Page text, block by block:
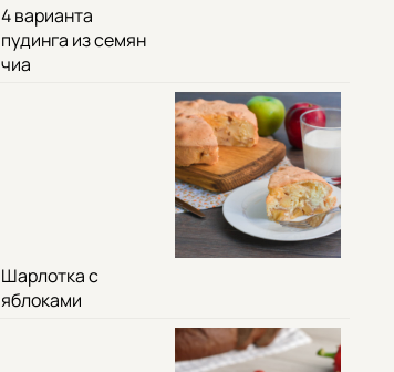
4 варианта
пудинга из семян
чиа
Шарлотка с
яблоками